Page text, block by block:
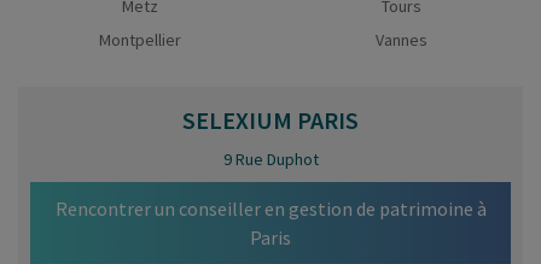
Metz
Montpellier
Tours
Vannes
SELEXIUM PARIS
9 Rue Duphot
Rencontrer un conseiller en gestion de patrimoine à
Paris